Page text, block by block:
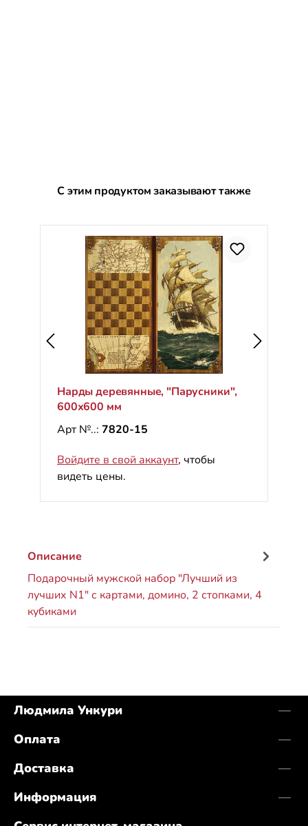
Пропустить галерею продуктов
С этим продуктом заказывают также
Нарды деревянные, "Парусники",
600х600 мм
Арт №..: 7820-15
Войдите в свой аккаунт, чтобы
видеть цены.
Описание
Подарочный мужской набор "Лучший из
лучших N1" с картами, домино, 2 стопками, 4
кубиками
Людмила Ункури
Оплата
Доставка
Информация